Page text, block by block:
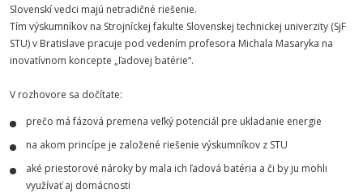
Slovenskí vedci majú netradičné riešenie.
Tím výskumníkov na Strojníckej fakulte Slovenskej technickej univerzity (SjF
STU) v Bratislave pracuje pod vedením profesora Michala Masaryka na
inovatívnom koncepte „ľadovej batérie“.
V rozhovore sa dočítate:
prečo má fázová premena veľký potenciál pre ukladanie energie
na akom princípe je založené riešenie výskumníkov z STU
aké priestorové nároky by mala ich ľadová batéria a či by ju mohli
využívať aj domácnosti